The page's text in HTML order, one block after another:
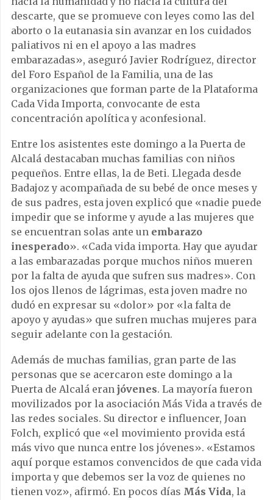
descarte, que se promueve con leyes como las del
aborto o la eutanasia sin avanzar en los cuidados
paliativos ni en el apoyo a las madres
embarazadas», aseguró Javier Rodríguez, director
del Foro Español de la Familia, una de las
organizaciones que forman parte de la Plataforma
Cada Vida Importa, convocante de esta
concentración apolítica y aconfesional.
Entre los asistentes este domingo a la Puerta de
Alcalá destacaban muchas familias con niños
pequeños. Entre ellas, la de Beti. Llegada desde
Badajoz y acompañada de su bebé de once meses y
de sus padres, esta joven explicó que «nadie puede
impedir que se informe y ayude a las mujeres que
se encuentran solas ante un embarazo
inesperado». «Cada vida importa. Hay que ayudar
a las embarazadas porque muchos niños mueren
por la falta de ayuda que sufren sus madres». Con
los ojos llenos de lágrimas, esta joven madre no
dudó en expresar su «dolor» por «la falta de
apoyo y ayudas» que sufren muchas mujeres para
seguir adelante con la gestación.
Además de muchas familias, gran parte de las
personas que se acercaron este domingo a la
Puerta de Alcalá eran jóvenes. La mayoría fueron
movilizados por la asociación Más Vida a través de
las redes sociales. Su director e influencer, Joan
Folch, explicó que «el movimiento provida está
más vivo que nunca entre los jóvenes». «Estamos
aquí porque estamos convencidos de que cada vida
importa y que debemos ser la voz de quienes no
tienen voz», afirmó. En pocos días Más Vida, la